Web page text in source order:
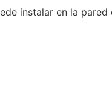
instalar en la pared